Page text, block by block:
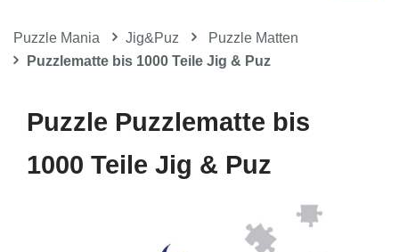
Puzzle Mania Jig&Puz
Puzzle Matten
Puzzlematte bis 1000 Teile Jig & Puz
Puzzle Puzzlematte bis
1000 Teile Jig & Puz